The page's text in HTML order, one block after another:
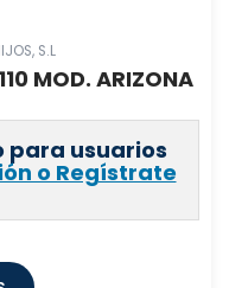
S.L
MOD. ARIZONA
para usuarios
o Regístrate